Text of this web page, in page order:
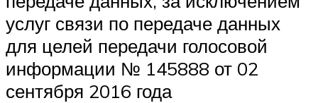
услуг связи по передаче данных
для целей передачи голосовой
информации № 145888 от 02
сентября 2016 года